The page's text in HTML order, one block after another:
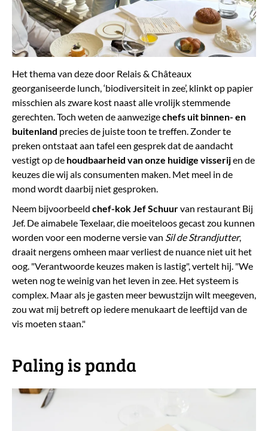
Het thema van deze door Relais & Châteaux
georganiseerde lunch, ‘biodiversiteit in zee’, klinkt op papier
misschien als zware kost naast alle vrolijk stemmende
gerechten. Toch weten de aanwezigechefs uit binnen- en
buitenland precies de juiste toon te treffen. Zonder te
preken ontstaat aan tafel een gesprek dat de aandacht
vestigt op de houdbaarheid van onze huidige visserijen de
keuzes die wij als consumenten maken. Met meel in de
mond wordt daarbij niet gesproken.
Neem bijvoorbeeld chef-kok Jef Schuurvan restaurant Bij
Jef. De aimabele Texelaar, die moeiteloos gecast zou kunnen
worden voor een moderne versie van Sil de Strandjutter,
draait nergens omheen maar verliest de nuance niet uit het
oog. "Verantwoorde keuzes maken is lastig", vertelt hij. "We
weten nog te weinig van het leven in zee. Het systeem is
complex. Maar als je gasten meer bewustzijn wilt meegeven,
zou wat mij betreft op iedere menukaart de leeftijd van de
vis moeten staan."
​Paling is panda